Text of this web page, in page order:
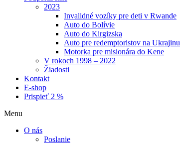
2023
Invalidné vozíky pre deti v Rwande
Auto do Bolívie
Auto do Kirgizska
Auto pre redemptoristov na Ukrajinu
Motorka pre misionára do Kene
V rokoch 1998 – 2022
Žiadosti
Kontakt
E-shop
Prispieť 2 %
Menu
O nás
Poslanie